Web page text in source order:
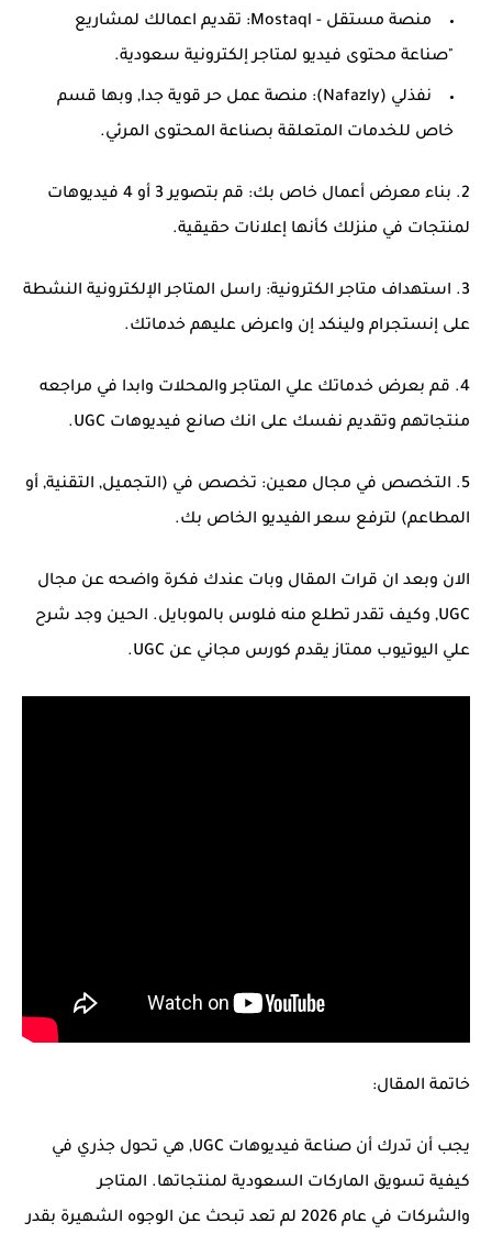
منصة مستقل - Mostaql: تقديم اعمالك لمشاريع
"صناعة محتوى فيديو لمتاجر إلكترونية سعودية.
نفذلي (Nafazly): منصة عمل حر قوية جدا, وبها قسم
خاص للخدمات المتعلقة بصناعة المحتوى المرئي.
2. بناء معرض أعمال خاص بك: قم بتصوير 3 أو 4 فيديوهات
لمنتجات في منزلك كأنها إعلانات حقيقية.
3. استهداف متاجر الكترونية: راسل المتاجر الإلكترونية النشطة
على إنستجرام ولينكد إن واعرض عليهم خدماتك.
4. قم بعرض خدماتك علي المتاجر والمحلات وابدا في مراجعه
منتجاتهم وتقديم نفسك على انك صانع فيديوهات UGC.
5. التخصص في مجال معين: تخصص في (التجميل, التقنية, أو
المطاعم) لترفع سعر الفيديو الخاص بك.
الان وبعد ان قرات المقال وبات عندك فكرة واضحه عن مجال
UGC, وكيف تقدر تطلع منه فلوس بالموبايل. الحين وجد شرح
علي اليوتيوب ممتاز يقدم كورس مجاني عن UGC.
خاتمة المقال:
يجب أن تدرك أن صناعة فيديوهات UGC, هي تحول جذري في
كيفية تسويق الماركات السعودية لمنتجاتها. المتاجر
والشركات في عام 2026 لم تعد تبحث عن الوجوه الشهيرة بقدر